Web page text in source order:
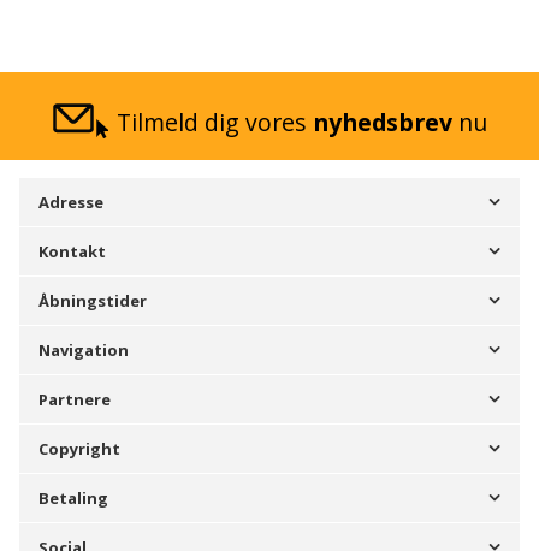
Tilmeld dig vores nyhedsbrev nu
Adresse
Kontakt
Åbningstider
Navigation
Partnere
Copyright
Betaling